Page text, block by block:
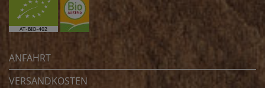
ANFAHRT
VERSANDKOSTEN